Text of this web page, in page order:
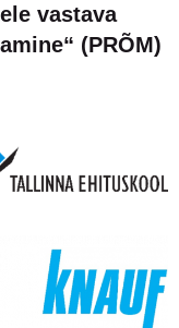
vastava
(PRÕM)